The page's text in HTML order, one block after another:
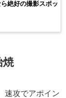
絶好の撮影スポッ
焼
速攻でアポイン